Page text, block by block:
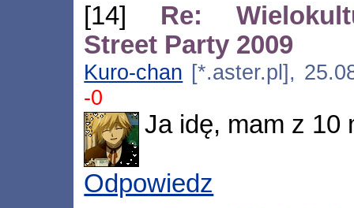
[14] Re:
Street Party 2009
Kuro-chan [*.aster.pl],
-0
Ja idę, mam z 10
Odpowiedz